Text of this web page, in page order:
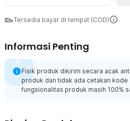
Tersedia bayar di tempat (COD)
Informasi Penting
Fisik produk dikirim secara acak
produk dan tidak ada cetakan kode
fungsionalitas produk masih 100%